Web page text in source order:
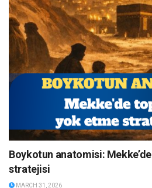
Boykotun anatomisi:
stratejisi
MARCH 31, 2026